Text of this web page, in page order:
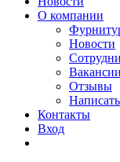
О компании
Новости
Вакансии
Отзывы
Контакты
Вход